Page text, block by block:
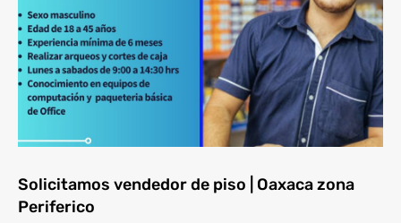
Solicitamos vendedor de piso | Oaxaca zona
Periferico